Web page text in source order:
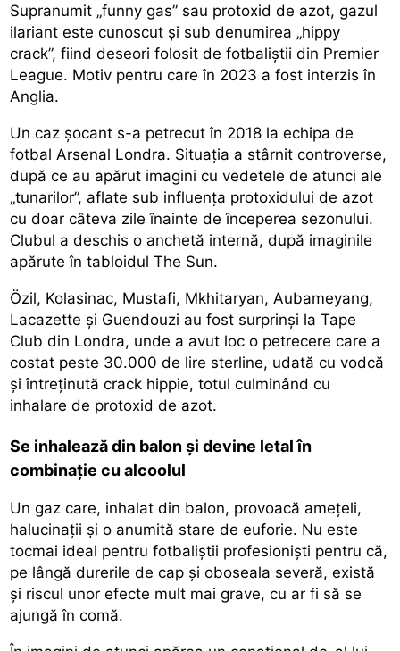
Supranumit „funny gas” sau protoxid de azot, gazul
ilariant este cunoscut și sub denumirea „hippy
crack”, fiind deseori folosit de fotbaliștii din Premier
League. Motiv pentru care în 2023 a fost interzis în
Anglia.
Un caz șocant s-a petrecut în 2018 la echipa de
fotbal Arsenal Londra. Situația a stârnit controverse,
după ce au apărut imagini cu vedetele de atunci ale
„tunarilor”, aflate sub influența protoxidului de azot
cu doar câteva zile înainte de începerea sezonului.
Clubul a deschis o anchetă internă, după imaginile
apărute în tabloidul The Sun.
Özil, Kolasinac, Mustafi, Mkhitaryan, Aubameyang,
Lacazette și Guendouzi au fost surprinși la Tape
Club din Londra, unde a avut loc o petrecere care a
costat peste 30.000 de lire sterline, udată cu vodcă
și întreținută crack hippie, totul culminând cu
inhalare de protoxid de azot.
Se inhalează din balon și devine letal în
combinație cu alcoolul
Un gaz care, inhalat din balon, provoacă amețeli,
halucinații și o anumită stare de euforie. Nu este
tocmai ideal pentru fotbaliștii profesioniști pentru că,
pe lângă durerile de cap și oboseala severă, există
și riscul unor efecte mult mai grave, cu ar fi să se
ajungă în comă.